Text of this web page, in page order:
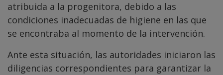
atribuida a la progenitora, debido a las
condiciones inadecuadas de higiene en las que
se encontraba al momento de la intervención.
Ante esta situación, las autoridades iniciaron las
diligencias correspondientes para garantizar la